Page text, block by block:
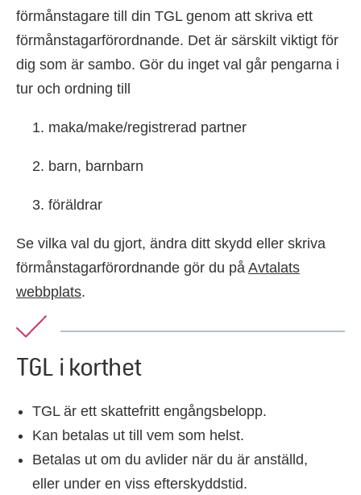
förmånstagare till din TGL genom att skriva ett
förmånstagarförordnande. Det är särskilt viktigt för
dig som är sambo. Gör du inget val går pengarna i
tur och ordning till
maka/make/registrerad partner
barn, barnbarn
föräldrar
Se vilka val du gjort, ändra ditt skydd eller skriva
förmånstagarförordnande gör du på Avtalats
webbplats.
TGL i korthet
TGL är ett skattefritt engångsbelopp.
Kan betalas ut till vem som helst.
Betalas ut om du avlider när du är anställd,
eller under en viss efterskyddstid.